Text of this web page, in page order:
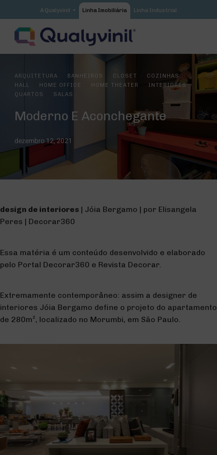
A Qualyvinil
Qualyvinil
Nossa História
Materiais Institucionais
QualySystem
Contato
Linha Imobiliária Linha Industrial
ARQUITETURA BANHEIROS CLOSET COZINHAS·
HALL HOME OFFICE · HOME THEATER INTERIORES·
QUARTOS SALAS
Moderno E Aconchegante
dezembro 12, 2021
design de interiores | Jóia Bergamo | por Elisangela
Peres | Decorar360
Essa matéria é um conteúdo desenvolvido e elaborado
pelo Portal Decorar360 e Revista Decorar.
Extremamente contemporâneo: assim a designer de
interiores Jóia Bergamo define o projeto do apartamento
de 280m², localizado no Morumbi, em São Paulo.